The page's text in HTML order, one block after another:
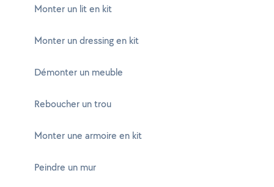
Monter un lit en kit
Monter un dressing en kit
Démonter un meuble
Reboucher un trou
Monter une armoire en kit
Peindre un mur